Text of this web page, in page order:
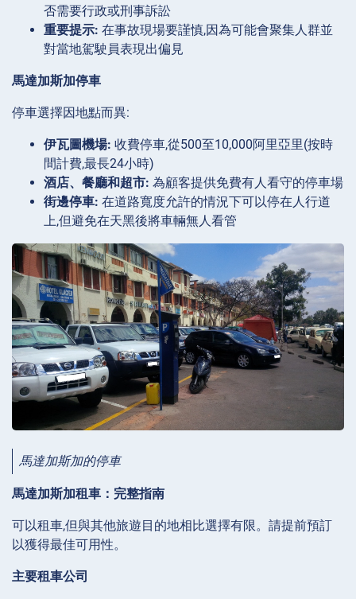
否需要行政或刑事訴訟
重要提示: 在事故現場要謹慎,因為可能會聚集人群並
對當地駕駛員表現出偏見
馬達加斯加停車
停車選擇因地點而異:
伊瓦圖機場: 收費停車,從500至10,000阿里亞里(按時
間計費,最長24小時)
酒店、餐廳和超市: 為顧客提供免費有人看守的停車場
街邊停車: 在道路寬度允許的情況下可以停在人行道
上,但避免在天黑後將車輛無人看管
馬達加斯加的停車
馬達加斯加租車：完整指南
可以租車,但與其他旅遊目的地相比選擇有限。請提前預訂
以獲得最佳可用性。
主要租車公司